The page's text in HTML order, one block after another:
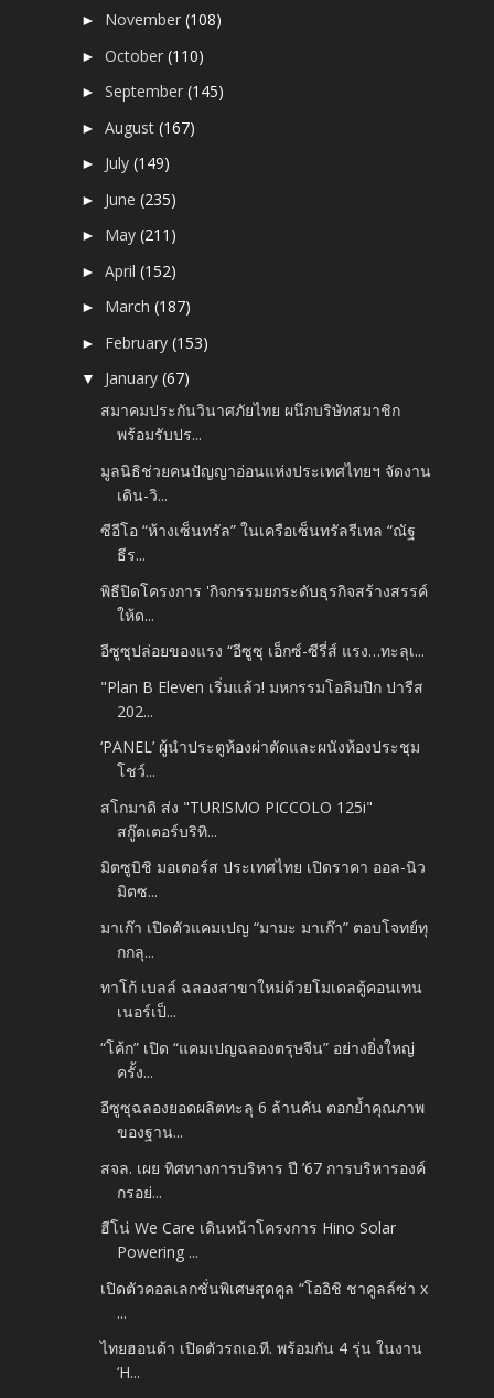
► November(108)
►October(110)
►September(145)
►August(167)
► July(149)
► June(235)
► May(211)
►April(152)
► March(187)
► February(153)
▼ January(67)
สมาคมประกันวินาศภัยไทย ผนึกบริษัทสมาชิก
พร้อมรับปร...
มูลนิธิช่วยคนปัญญาอ่อนแห่งประเทศไทยฯ จัดงาน
เดิน-วิ...
ซีอีโอ “ห้างเซ็นทรัล” ในเครือเซ็นทรัลรีเทล “ณัฐ
ธีร...
พิธีปิดโครงการ 'กิจกรรมยกระดับธุรกิจสร้างสรรค์
ให้ด...
อีซูซุปล่อยของแรง “อีซูซุ เอ็กซ์-ซีรี่ส์ แรง…ทะลุเ...
"Plan B Eleven เริ่มแล้ว! มหกรรมโอลิมปิก ปารีส
202...
‘PANEL’ ผู้นำประตูห้องผ่าตัดและผนังห้องประชุม
โชว์...
สโกมาดิ ส่ง "TURISMO PICCOLO 125i"
สกู๊ตเตอร์บริทิ...
มิตซูบิชิ มอเตอร์ส ประเทศไทย เปิดราคา ออล-นิว
มิตซ...
มาเก๊า เปิดตัวแคมเปญ “มามะ มาเก๊า” ตอบโจทย์ทุ
กกลุ...
ทาโก้ เบลล์ ฉลองสาขาใหม่ด้วยโมเดลตู้คอนเทน
เนอร์เป็...
“โค้ก” เปิด “แคมเปญฉลองตรุษจีน” อย่างยิ่งใหญ่
ครั้ง...
อีซูซุฉลองยอดผลิตทะลุ 6 ล้านคัน ตอกย้ำคุณภาพ
ของฐาน...
สจล. เผย ทิศทางการบริหาร ปี ’67 การบริหารองค์
กรอย่...
ฮีโน่ We Care เดินหน้าโครงการ Hino Solar
Powering ...
เปิดตัวคอลเลกชั่นพิเศษสุดคูล “โออิชิ ชาคูลล์ซ่า x
...
ไทยฮอนด้า เปิดตัวรถเอ.ที. พร้อมกัน 4 รุ่น ในงาน
‘H...